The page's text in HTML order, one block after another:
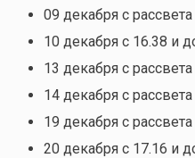
09 декабря с
10 декабря с 16.38 и
13 декабря с
14 декабря с
19 декабря с
20 декабря с 17.16 и